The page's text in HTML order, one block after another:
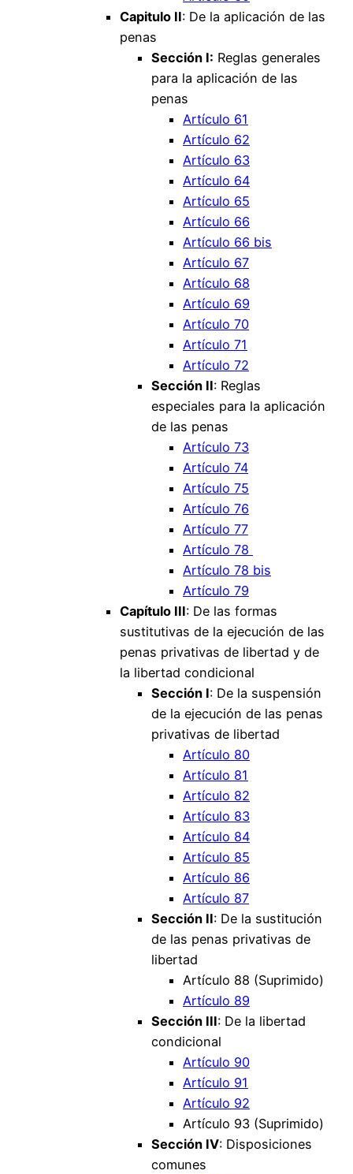
Capitulo II: De la aplicación de las
penas
Sección I: Reglas generales
para la aplicación de las
penas
Artículo 61
Artículo 62
Artículo 63
Artículo 64
Artículo 65
Artículo 66
Artículo 66 bis
Artículo 67
Artículo 68
Artículo 69
Artículo 70
Artículo 71
Artículo 72
Sección II: Reglas
especiales para la aplicación
de las penas
Artículo 73
Artículo 74
Artículo 75
Artículo 76
Artículo 77
Artículo 78
Artículo 78 bis
Artículo 79
Capítulo III: De las formas
sustitutivas de la ejecución de las
penas privativas de libertad y de
la libertad condicional
Sección I: De la suspensión
de la ejecución de las penas
privativas de libertad
Artículo 80
Artículo 81
Artículo 82
Artículo 83
Artículo 84
Artículo 85
Artículo 86
Artículo 87
Sección II: De la sustitución
de las penas privativas de
libertad
Artículo 88 (Suprimido)
Artículo 89
Sección III: De la libertad
condicional
Artículo 90
Artículo 91
Artículo 92
Artículo 93 (Suprimido)
Sección IV: Disposiciones
comunes